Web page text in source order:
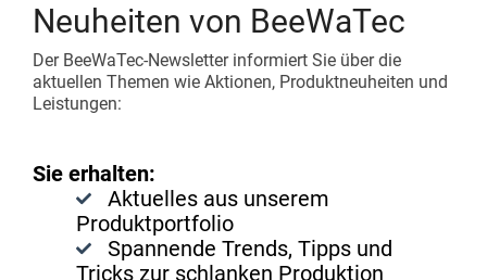
Shadowboard
Ergänzendes Zubehör
Förderstrecken
Karakuri
FIFO-Bahnhof
ZUR ÜBERSICHT
Katalog und Download Center
Lean Projekt starten
ZUR ÜBERSICHT
Neuheiten von BeeWaTec
Der BeeWaTec-Newsletter informiert Sie über die
aktuellen Themen wie Aktionen, Produktneuheiten und
Leistungen:
Sie erhalten:
Aktuelles aus unserem
Produktportfolio
Spannende Trends, Tipps und
Tricks zur schlanken Produktion